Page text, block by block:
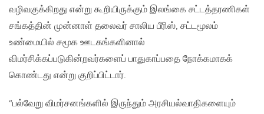
வழிவகுக்கிறது என்று கூறியிருக்கும் இலங்கை சட்டத்தரணிகள்
சங்கத்தின் முன்னாள் தலைவர் சாலிய பீரிஸ், சட்டமூலம்
உண்மையில் சமூக ஊடகங்களினால்
விமர்சிக்கப்படுகின்றவர்களைப் பாதுகாப்பதை நோக்கமாகக்
கொண்டது என்று குறிப்பிட்டார்.
“பல்வேறு விமர்சனங்களில் இருந்தும் அரசியல்வாதிகளையும்